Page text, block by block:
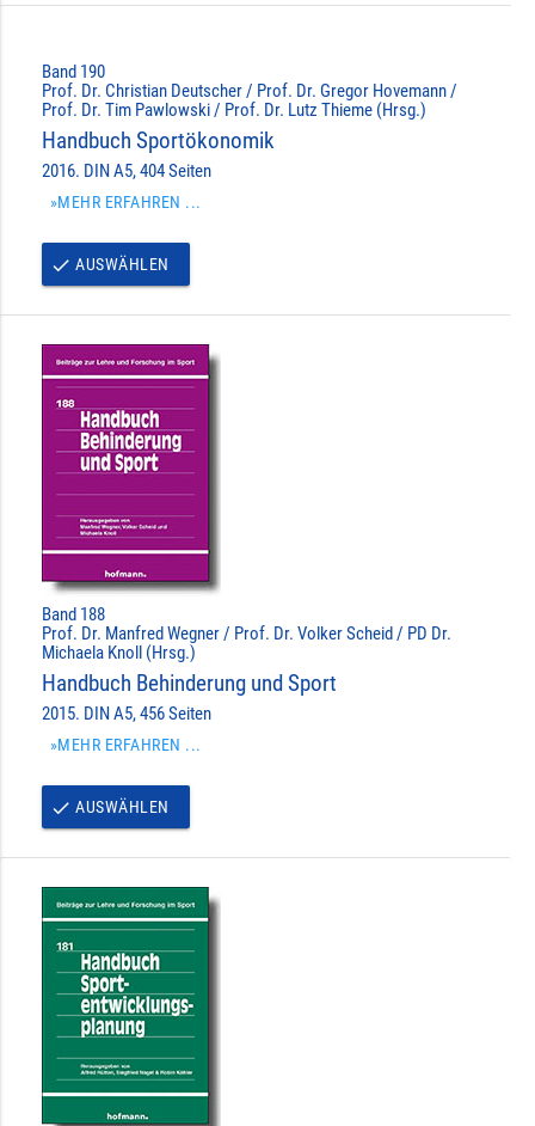
Band 190
Prof. Dr. Christian Deutscher / Prof. Dr. Gregor Hovemann /
Prof. Dr. Tim Pawlowski / Prof. Dr. Lutz Thieme (Hrsg.)
Handbuch Sportökonomik
2016. DIN A5, 404 Seiten
»MEHR ERFAHREN ...
done AUSWÄHLEN
Band 188
Prof. Dr. Manfred Wegner / Prof. Dr. Volker Scheid / PD Dr.
Michaela Knoll (Hrsg.)
Handbuch Behinderung und Sport
2015. DIN A5, 456 Seiten
»MEHR ERFAHREN ...
done AUSWÄHLEN